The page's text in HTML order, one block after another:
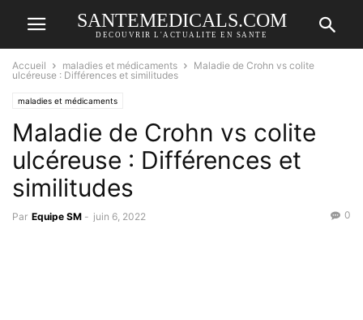
SANTEMEDICALS.COM
DECOUVRIR L'ACTUALITE EN SANTE
Accueil maladies et médicaments
Maladie de Crohn vs colite
ulcéreuse : Différences et similitudes
maladies et médicaments
Maladie de Crohn vs colite
ulcéreuse : Différences et
similitudes
Par Equipe SM - juin 6, 2022 0